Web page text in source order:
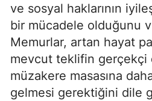
ve sosyal haklarının
bir mücadele olduğunu
Memurlar, artan hayat
mevcut teklifin gerçekçi
müzakere masasına
gelmesi gerektiğini dile